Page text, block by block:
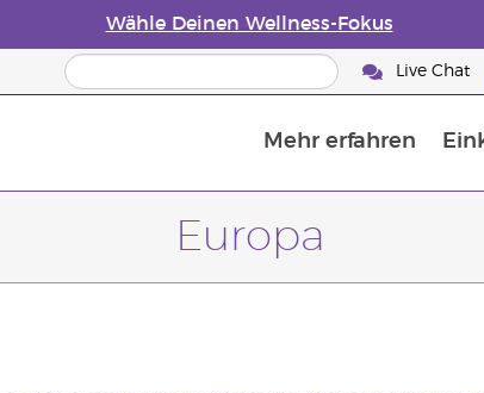
Wähle Deinen Wellness-Fokus
Live Chat
Mehr erfahren
Europa